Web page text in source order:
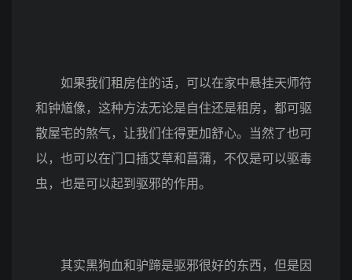
如果我们租房住的话，可以在家中悬挂天师符
和钟馗像，这种方法无论是自住还是租房，都可驱
散屋宅的煞气，让我们住得更加舒心。当然了也可
以，也可以在门口插艾草和菖蒲，不仅是可以驱毒
虫，也是可以起到驱邪的作用。
其实黑狗血和驴蹄是驱邪很好的东西，但是因